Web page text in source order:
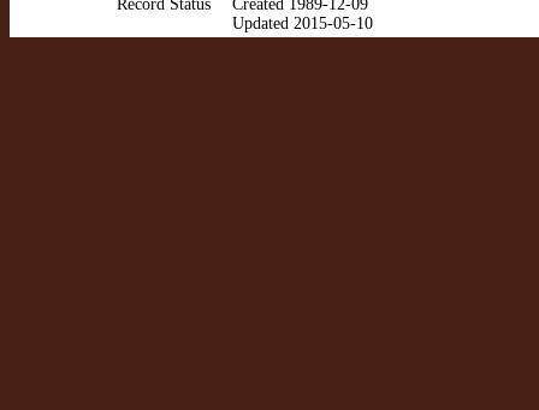
Record Status
Created 1989-12-09
Updated 2015-05-10